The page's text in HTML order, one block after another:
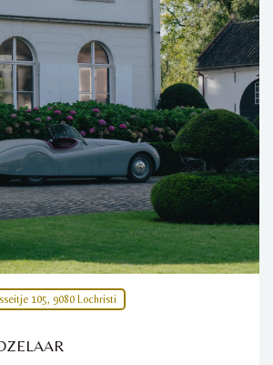
105, 9080 Lochristi